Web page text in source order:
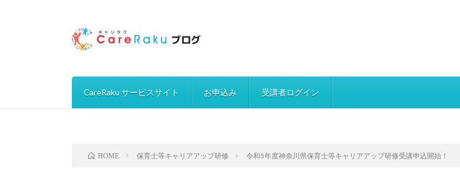
CareRaku サービスサイト お申込み 受講者ログイン
HOME 保育士等キャリアアップ研修 令和5年度神奈川県保育士等キャリアアップ研修受講申込開始！